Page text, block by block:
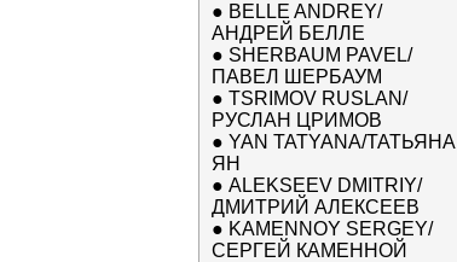
● BELLE ANDREY/
АНДРЕЙ БЕЛЛЕ
● SHERBAUM PAVEL/
ПАВЕЛ ШЕРБАУМ
● TSRIMOV RUSLAN/
РУСЛАН ЦРИМОВ
● YAN TATYANA/ТАТЬЯНА
ЯН
● ALEKSEEV DMITRIY/
ДМИТРИЙ АЛЕКСЕЕВ
● KAMENNOY SERGEY/
СЕРГЕЙ КАМЕННОЙ